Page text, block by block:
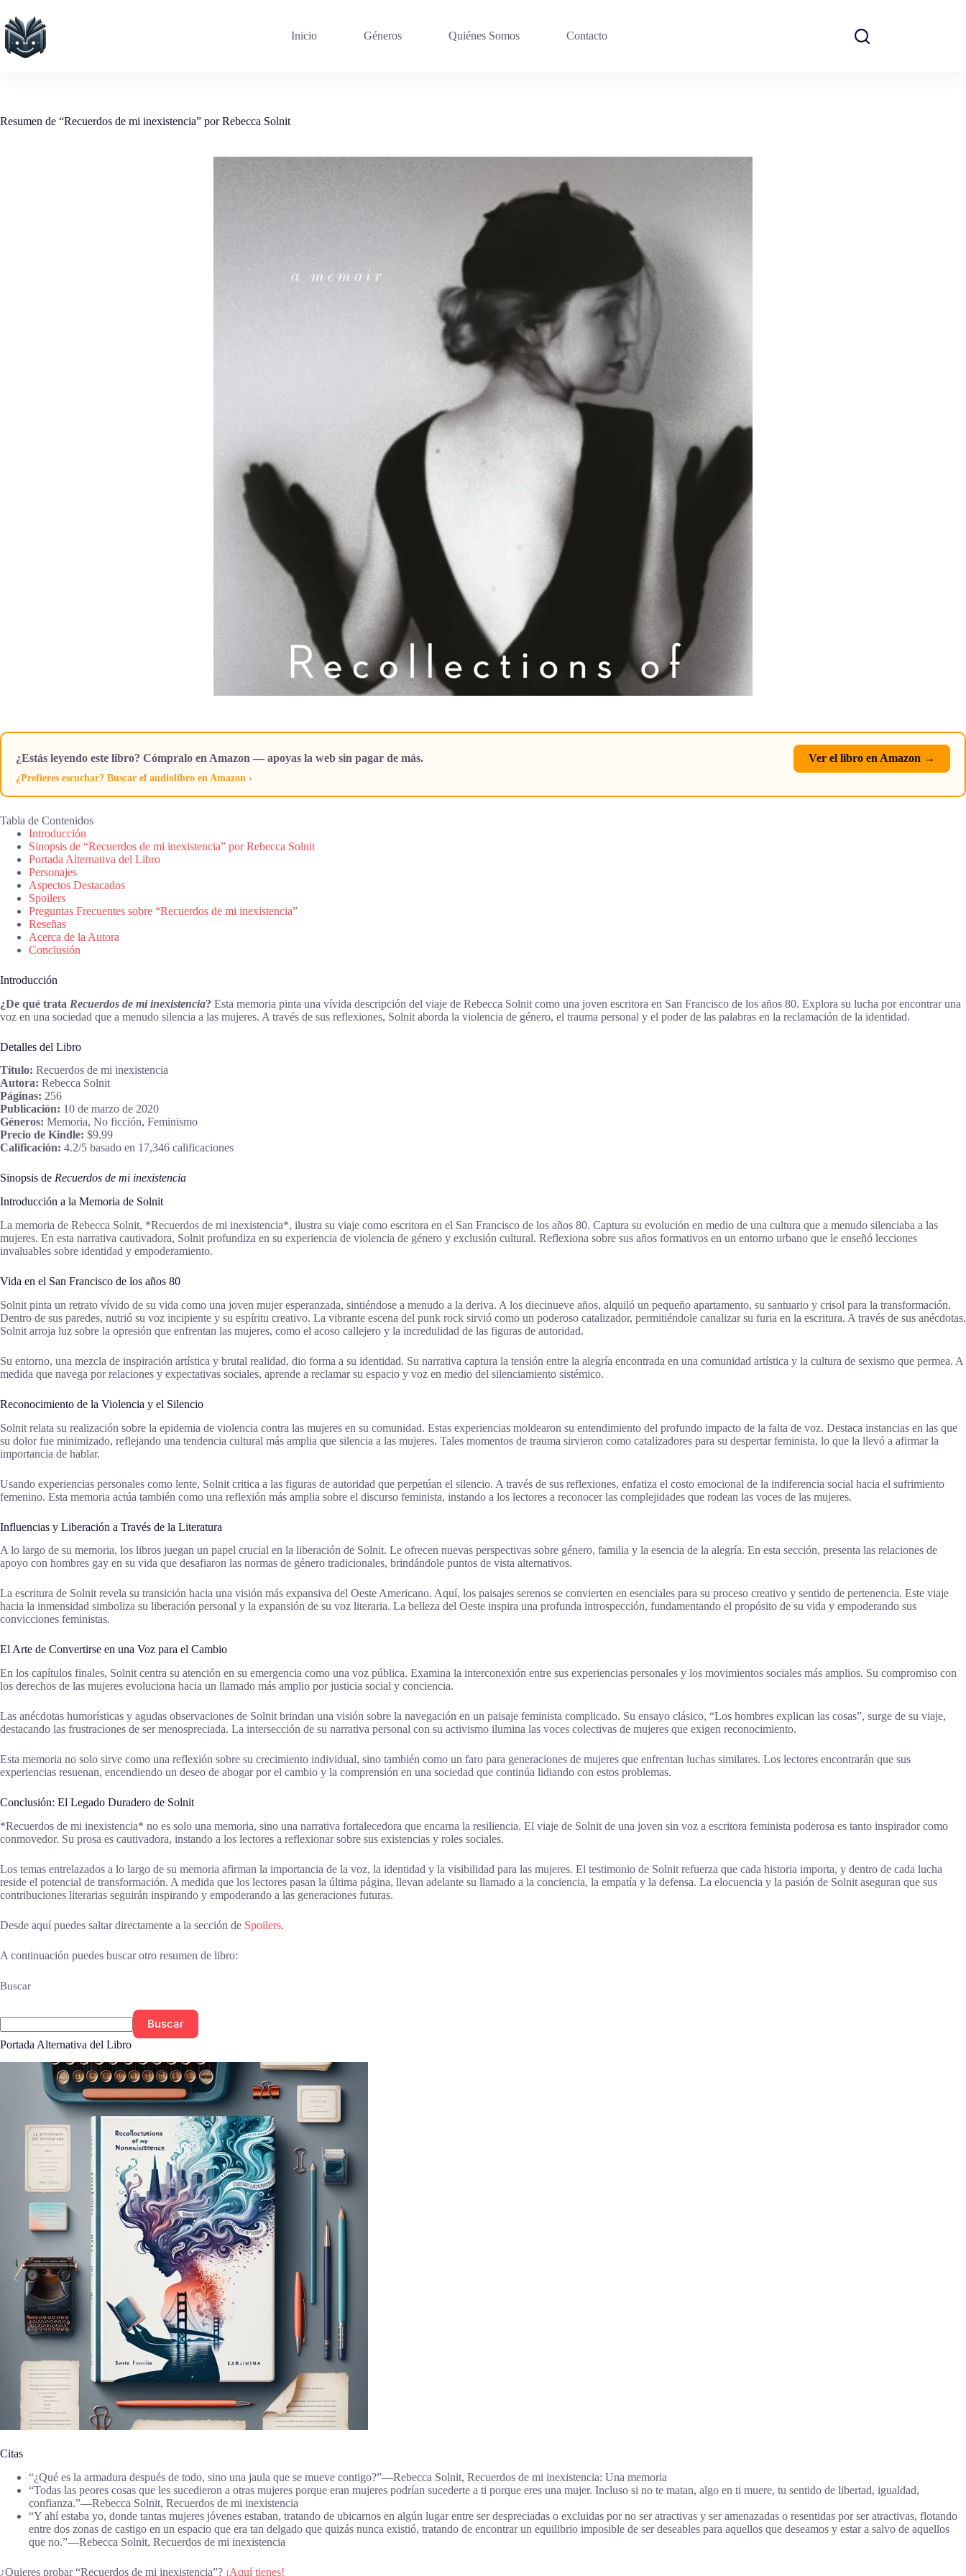
contenido
Inicio Géneros Quiénes Somos Contacto
Resumen de “Recuerdos de mi inexistencia” por Rebecca Solnit
¿Estás leyendo este libro? Cómpralo en Amazon — apoyas la web sin pagar de más. Ver el libro en Amazon →
¿Prefieres escuchar? Buscar el audiolibro en Amazon ›
Tabla de Contenidos
Introducción
Sinopsis de “Recuerdos de mi inexistencia” por Rebecca Solnit
Portada Alternativa del Libro
Personajes
Aspectos Destacados
Spoilers
Preguntas Frecuentes sobre “Recuerdos de mi inexistencia”
Reseñas
Acerca de la Autora
Conclusión
Introducción
¿De qué trata Recuerdos de mi inexistencia? Esta memoria pinta una vívida descripción del viaje de Rebecca Solnit como una joven escritora en San Francisco de los años 80. Explora su lucha por encontrar una
voz en una sociedad que a menudo silencia a las mujeres. A través de sus reflexiones, Solnit aborda la violencia de género, el trauma personal y el poder de las palabras en la reclamación de la identidad.
Detalles del Libro
Título: Recuerdos de mi inexistencia
Autora: Rebecca Solnit
Páginas: 256
Publicación: 10 de marzo de 2020
Géneros: Memoria, No ficción, Feminismo
Precio de Kindle: $9.99
Calificación: 4.2/5 basado en 17,346 calificaciones
Sinopsis de Recuerdos de mi inexistencia
Introducción a la Memoria de Solnit
La memoria de Rebecca Solnit, *Recuerdos de mi inexistencia*, ilustra su viaje como escritora en el San Francisco de los años 80. Captura su evolución en medio de una cultura que a menudo silenciaba a las
mujeres. En esta narrativa cautivadora, Solnit profundiza en su experiencia de violencia de género y exclusión cultural. Reflexiona sobre sus años formativos en un entorno urbano que le enseñó lecciones
invaluables sobre identidad y empoderamiento.
Vida en el San Francisco de los años 80
Solnit pinta un retrato vívido de su vida como una joven mujer esperanzada, sintiéndose a menudo a la deriva. A los diecinueve años, alquiló un pequeño apartamento, su santuario y crisol para la transformación.
Dentro de sus paredes, nutrió su voz incipiente y su espíritu creativo. La vibrante escena del punk rock sirvió como un poderoso catalizador, permitiéndole canalizar su furia en la escritura. A través de sus anécdotas,
Solnit arroja luz sobre la opresión que enfrentan las mujeres, como el acoso callejero y la incredulidad de las figuras de autoridad.
Su entorno, una mezcla de inspiración artística y brutal realidad, dio forma a su identidad. Su narrativa captura la tensión entre la alegría encontrada en una comunidad artística y la cultura de sexismo que permea. A
medida que navega por relaciones y expectativas sociales, aprende a reclamar su espacio y voz en medio del silenciamiento sistémico.
Reconocimiento de la Violencia y el Silencio
Solnit relata su realización sobre la epidemia de violencia contra las mujeres en su comunidad. Estas experiencias moldearon su entendimiento del profundo impacto de la falta de voz. Destaca instancias en las que
su dolor fue minimizado, reflejando una tendencia cultural más amplia que silencia a las mujeres. Tales momentos de trauma sirvieron como catalizadores para su despertar feminista, lo que la llevó a afirmar la
importancia de hablar.
Usando experiencias personales como lente, Solnit critica a las figuras de autoridad que perpetúan el silencio. A través de sus reflexiones, enfatiza el costo emocional de la indiferencia social hacia el sufrimiento
femenino. Esta memoria actúa también como una reflexión más amplia sobre el discurso feminista, instando a los lectores a reconocer las complejidades que rodean las voces de las mujeres.
Influencias y Liberación a Través de la Literatura
A lo largo de su memoria, los libros juegan un papel crucial en la liberación de Solnit. Le ofrecen nuevas perspectivas sobre género, familia y la esencia de la alegría. En esta sección, presenta las relaciones de
apoyo con hombres gay en su vida que desafiaron las normas de género tradicionales, brindándole puntos de vista alternativos.
La escritura de Solnit revela su transición hacia una visión más expansiva del Oeste Americano. Aquí, los paisajes serenos se convierten en esenciales para su proceso creativo y sentido de pertenencia. Este viaje
hacia la inmensidad simboliza su liberación personal y la expansión de su voz literaria. La belleza del Oeste inspira una profunda introspección, fundamentando el propósito de su vida y empoderando sus
convicciones feministas.
El Arte de Convertirse en una Voz para el Cambio
En los capítulos finales, Solnit centra su atención en su emergencia como una voz pública. Examina la interconexión entre sus experiencias personales y los movimientos sociales más amplios. Su compromiso con
los derechos de las mujeres evoluciona hacia un llamado más amplio por justicia social y conciencia.
Las anécdotas humorísticas y agudas observaciones de Solnit brindan una visión sobre la navegación en un paisaje feminista complicado. Su ensayo clásico, “Los hombres explican las cosas”, surge de su viaje,
destacando las frustraciones de ser menospreciada. La intersección de su narrativa personal con su activismo ilumina las voces colectivas de mujeres que exigen reconocimiento.
Esta memoria no solo sirve como una reflexión sobre su crecimiento individual, sino también como un faro para generaciones de mujeres que enfrentan luchas similares. Los lectores encontrarán que sus
experiencias resuenan, encendiendo un deseo de abogar por el cambio y la comprensión en una sociedad que continúa lidiando con estos problemas.
Conclusión: El Legado Duradero de Solnit
*Recuerdos de mi inexistencia* no es solo una memoria, sino una narrativa fortalecedora que encarna la resiliencia. El viaje de Solnit de una joven sin voz a escritora feminista poderosa es tanto inspirador como
conmovedor. Su prosa es cautivadora, instando a los lectores a reflexionar sobre sus existencias y roles sociales.
Los temas entrelazados a lo largo de su memoria afirman la importancia de la voz, la identidad y la visibilidad para las mujeres. El testimonio de Solnit refuerza que cada historia importa, y dentro de cada lucha
reside el potencial de transformación. A medida que los lectores pasan la última página, llevan adelante su llamado a la conciencia, la empatía y la defensa. La elocuencia y la pasión de Solnit aseguran que sus
contribuciones literarias seguirán inspirando y empoderando a las generaciones futuras.
Desde aquí puedes saltar directamente a la sección de Spoilers.
A continuación puedes buscar otro resumen de libro:
Buscar
Buscar
Portada Alternativa del Libro
Citas
“¿Qué es la armadura después de todo, sino una jaula que se mueve contigo?”―Rebecca Solnit, Recuerdos de mi inexistencia: Una memoria
“Todas las peores cosas que les sucedieron a otras mujeres porque eran mujeres podrían sucederte a ti porque eres una mujer. Incluso si no te matan, algo en ti muere, tu sentido de libertad, igualdad,
confianza.”―Rebecca Solnit, Recuerdos de mi inexistencia
“Y ahí estaba yo, donde tantas mujeres jóvenes estaban, tratando de ubicarnos en algún lugar entre ser despreciadas o excluidas por no ser atractivas y ser amenazadas o resentidas por ser atractivas, flotando
entre dos zonas de castigo en un espacio que era tan delgado que quizás nunca existió, tratando de encontrar un equilibrio imposible de ser deseables para aquellos que deseamos y estar a salvo de aquellos
que no.”―Rebecca Solnit, Recuerdos de mi inexistencia
¿Quieres probar “Recuerdos de mi inexistencia”? ¡Aquí tienes!